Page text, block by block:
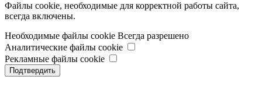
Файлы cookie, необходимые для корректной работы сайта,
всегда включены.
Необходимые файлы cookie Всегда разрешено
Аналитические файлы cookie
Рекламные файлы cookie
Подтвердить